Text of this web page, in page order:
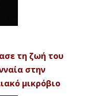
τη ζωή του
στην
μικρόβιο